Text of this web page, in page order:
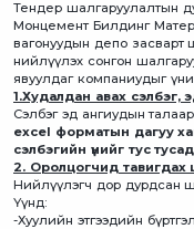
Тендер шалгаруулалтын
Монцемент Билдинг
вагонуудын депо засварт
нийлүүлэх сонгон
явуулдаг компаниудыг
1.Худалдан авах сэлбэг,
Сэлбэг эд ангиудын
excel форматын дагуу
сэлбэгийн үнийг тус тусад
2. Оролцогчид тавигдах
Нийлүүлэгч дор дурдсан
Үүнд:
-Хуулийн этгээдийн